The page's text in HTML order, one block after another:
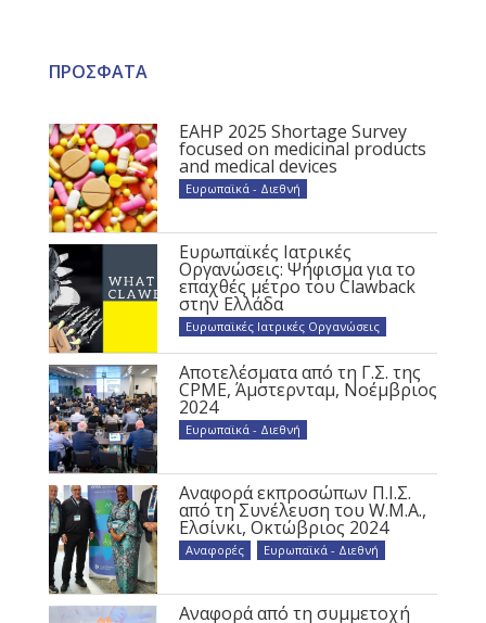
ΠΡΟΣΦΑΤΑ
EAHP 2025 Shortage Survey
focused on medicinal products
and medical devices
Ευρωπαϊκά - Διεθνή
Ευρωπαϊκές Ιατρικές
Οργανώσεις: Ψήφισμα για το
επαχθές μέτρο του Clawback
στην Ελλάδα
Ευρωπαϊκές Ιατρικές Οργανώσεις
Αποτελέσματα από τη Γ.Σ. της
CPME, Άμστερνταμ, Νοέμβριος
2024
Ευρωπαϊκά - Διεθνή
Αναφορά εκπροσώπων Π.Ι.Σ.
από τη Συνέλευση του W.M.A.,
Ελσίνκι, Οκτώβριος 2024
Αναφορές Ευρωπαϊκά - Διεθνή
Αναφορά από τη συμμετοχή